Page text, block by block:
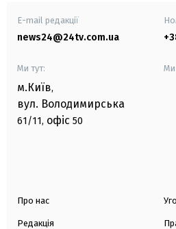
E-mail редакції
news24@24tv.com.ua
Ми тут:
м.Київ,
вул. Володимирська
61/11, офіс 50
Ми
Про нас
Редакція